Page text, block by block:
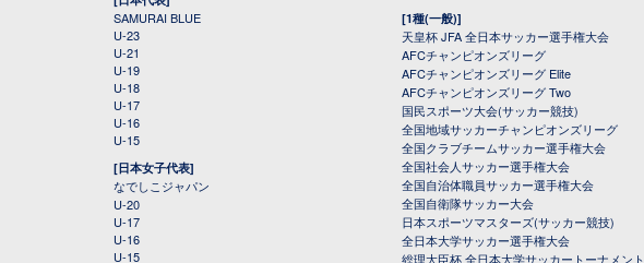
SAMURAI BLUE
U-23
U-21
U-19
U-18
U-17
U-16
U-15
[日本女子代表]
なでしこジャパン
U-20
U-17
U-16
U-15
[1種(一般)]
天皇杯 JFA 全日本サッカー選手権大会
AFCチャンピオンズリーグ
AFCチャンピオンズリーグ Elite
AFCチャンピオンズリーグ Two
国民スポーツ大会(サッカー競技)
全国地域サッカーチャンピオンズリーグ
全国クラブチームサッカー選手権大会
全国社会人サッカー選手権大会
全国自治体職員サッカー選手権大会
全国自衛隊サッカー大会
日本スポーツマスターズ(サッカー競技)
全日本大学サッカー選手権大会
総理大臣杯 全日本大学サッカートーナメント